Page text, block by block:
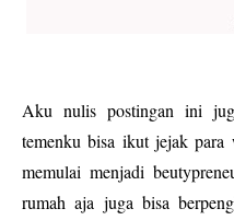
Aku nulis postingan ini
temenku bisa ikut jejak para
memulai menjadi
rumah aja juga bisa